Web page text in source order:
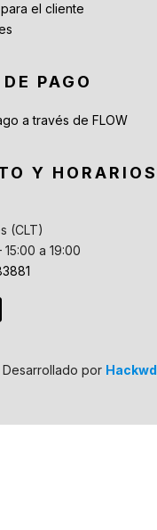
el cliente
PAGO
Y HORARIOS
(CLT)
a 19:00
Desarrollado por Hackwd